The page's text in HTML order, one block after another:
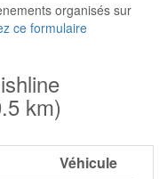
organisés sur
ce formulaire
km)
Véhicule